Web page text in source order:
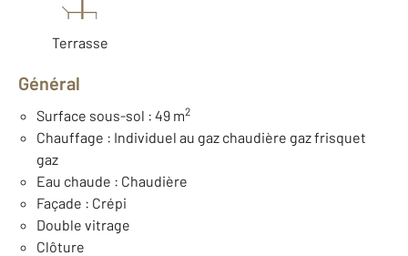
Terrasse
Général
Surface sous-sol : 49 m2
Chauffage : Individuel au gaz chaudière gaz frisquet
gaz
Eau chaude : Chaudière
Façade : Crépi
Double vitrage
Clôture